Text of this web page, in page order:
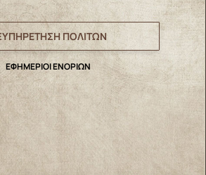
ΠΟΛΙΤΩΝ
ΕΦΗΜΕΡΙΟΙ ΕΝΟΡΙΩΝ